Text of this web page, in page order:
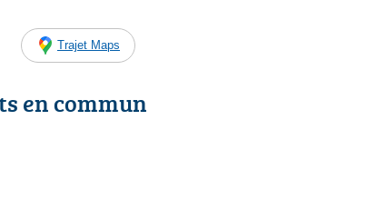
Trajet Maps
en commun